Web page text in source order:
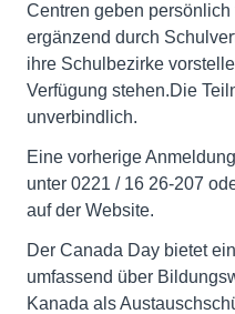
Centren geben
ergänzend durch
ihre Schulbezirke
Verfügung stehen.Die
unverbindlich.
Eine vorherige
unter 0221 / 16 26-207
auf der Website.
Der Canada Day bietet
umfassend über
Kanada als